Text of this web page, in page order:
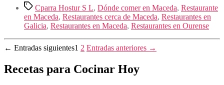
Etiquetas
Cparra Hostur S L, Dónde comer en Maceda, Restaurante
en Maceda, Restaurantes cerca de Maceda, Restaurantes en
Galicia, Restaurantes en Maceda, Restaurantes en Ourense
Paginación
de
entradas
← Entradas siguientes1 2 Entradas anteriores →
Recetas para Cocinar Hoy